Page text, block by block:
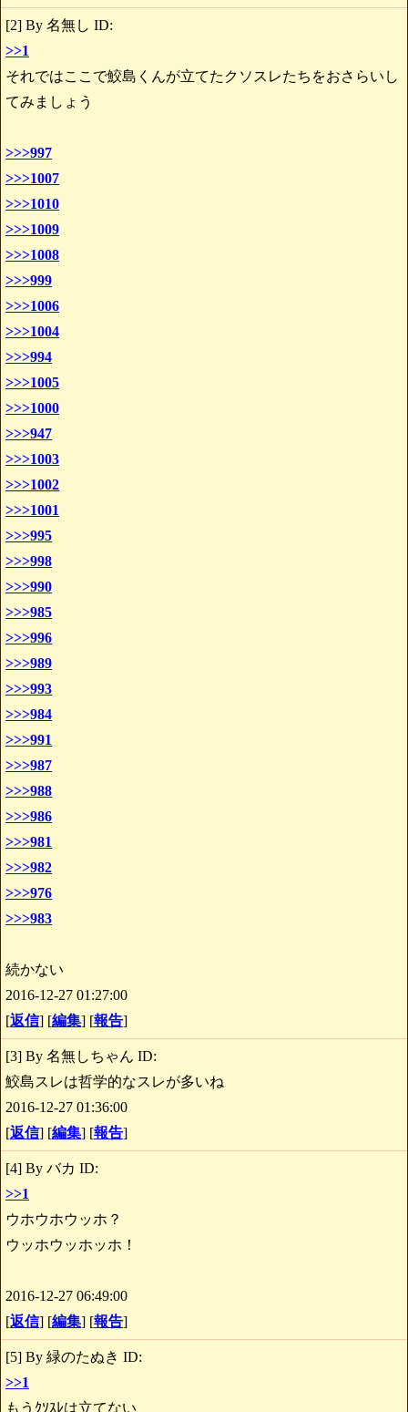
[2] By 名無し ID:
>>1
それではここで鮫島くんが立てたクソスレたちをおさらいし
てみましょう
>>>997
>>>1007
>>>1010
>>>1009
>>>1008
>>>999
>>>1006
>>>1004
>>>994
>>>1005
>>>1000
>>>947
>>>1003
>>>1002
>>>1001
>>>995
>>>998
>>>990
>>>985
>>>996
>>>989
>>>993
>>>984
>>>991
>>>987
>>>988
>>>986
>>>981
>>>982
>>>976
>>>983
続かない
2016-12-27 01:27:00
[返信] [編集] [報告]
[3] By 名無しちゃん ID:
鮫島スレは哲学的なスレが多いね
2016-12-27 01:36:00
[返信] [編集] [報告]
[4] By バカ ID:
>>1
ウホウホウッホ？
ウッホウッホッホ！
2016-12-27 06:49:00
[返信] [編集] [報告]
[5] By 緑のたぬき ID:
>>1
もうｸｿｽﾚは立てない